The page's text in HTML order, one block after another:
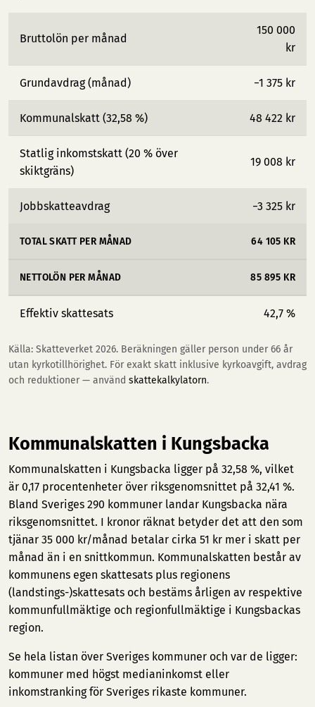
Bruttolön per månad
150 000
kr
Grundavdrag (månad) −1 375 kr
Kommunalskatt (32,58 %) 48 422 kr
Statlig inkomstskatt (20 % över
skiktgräns)
19 008 kr
Jobbskatteavdrag −3 325 kr
TOTAL SKATT PER MÅNAD 64 105 KR
NETTOLÖN PER MÅNAD 85 895 KR
Effektiv skattesats 42,7 %
Källa: Skatteverket 2026. Beräkningen gäller person under 66 år
utan kyrkotillhörighet. För exakt skatt inklusive kyrkoavgift, avdrag
och reduktioner — använd skattekalkylatorn.
Kommunalskatten i Kungsbacka
Kommunalskatten i Kungsbacka ligger på 32,58 %, vilket
är 0,17 procentenheter över riksgenomsnittet på 32,41 %.
Bland Sveriges 290 kommuner landar Kungsbacka nära
riksgenomsnittet. I kronor räknat betyder det att den som
tjänar 35 000 kr/månad betalar cirka 51 kr mer i skatt per
månad än i en snittkommun. Kommunalskatten består av
kommunens egen skattesats plus regionens
(landstings-)skattesats och bestäms årligen av respektive
kommunfullmäktige och regionfullmäktige i Kungsbackas
region.
Se hela listan över Sveriges kommuner och var de ligger:
kommuner med högst medianinkomst eller
inkomstranking för Sveriges rikaste kommuner.